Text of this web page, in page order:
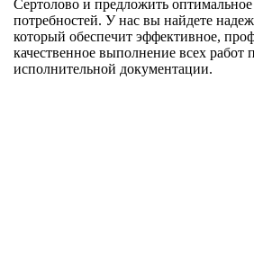
Сертолово и предложить
потребностей. У нас вы найдете
который обеспечит эффективное,
качественное выполнение всех работ
исполнительной документации.